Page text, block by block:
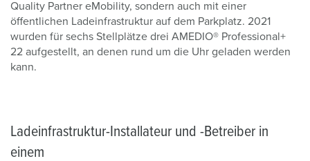
Quality Partner eMobility, sondern auch mit einer
öffentlichen Ladeinfrastruktur auf dem Parkplatz. 2021
wurden für sechs Stellplätze drei AMEDIO® Professional+
22 aufgestellt, an denen rund um die Uhr geladen werden
kann.
Ladeinfrastruktur-Installateur und -Betreiber in
einem